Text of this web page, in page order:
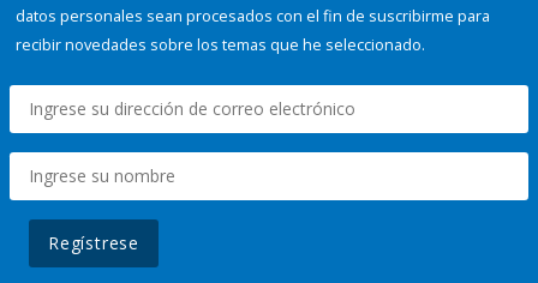
datos personales sean procesados con el fin de suscribirme para
recibir novedades sobre los temas que he seleccionado.
Regístrese